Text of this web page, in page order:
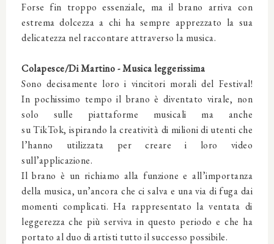
Forse fin troppo essenziale, ma il brano arriva con
estrema dolcezza a chi ha sempre apprezzato la sua
delicatezza nel raccontare attraverso la musica.
Colapesce/Di Martino - Musica leggerissima
Sono decisamente loro i vincitori morali del Festival!
In pochissimo tempo il brano è diventato virale, non
solo sulle piattaforme musicali ma anche
su TikTok, ispirando la creatività di milioni di utenti che
l’hanno utilizzata per creare i loro video
sull’applicazione.
Il brano è un richiamo alla funzione e all’importanza
della musica, un’ancora che ci salva e una via di fuga dai
momenti complicati. Ha rappresentato la ventata di
leggerezza che più serviva in questo periodo e che ha
portato al duo di artisti tutto il successo possibile.